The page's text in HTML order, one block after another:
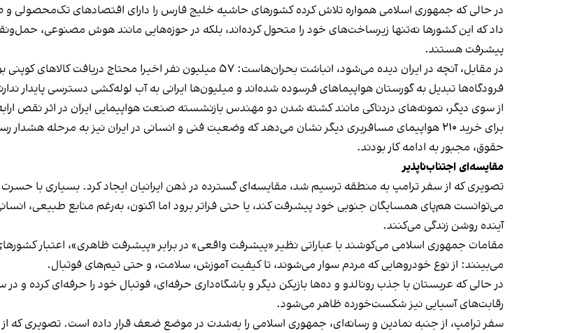
در حالی که جمهوری اسلامی همواره تلاش کرده کشورهای حاشیه خلیج فارس را دارای اقتصادهای تک‌محصولی
داد که این کشورها نه‌تنها زیرساخت‌های خود را متحول کرده‌اند، بلکه در حوزه‌هایی مانند هوش مصنوعی،
پیشرفت هستند.
در مقابل، آنچه در ایران دیده می‌شود، انباشت بحران‌هاست: ۵۷ میلیون نفر
فرودگاه‌ها تبدیل به گورستان هواپیماهای فرسوده شده‌اند و میلیون‌ها ایرانی به آب لوله‌کشی دسترسی پایدار
از سوی دیگر، نمونه‌های دردناکی مانند کشته شدن دو مهندس بازنشسته صنعت هواپیمایی ایران در اثر نقص
برای خرید ۲۱۰ هواپیمای مسافربری دیگر نشان می‌دهد که وضعیت فنی و انسانی در ایران نیز به مرحله
حقوق، مجبور به ادامه کار بودند.
مقایسه‌ای اجتناب‌ناپذیر
تصویری که از سفر ترامپ به منطقه ترسیم شد، مقایسه‌ای گسترده در ذهن ایرانیان ایجاد کرد. بسیاری با حسرت
می‌توانست هم‌پای همسایگان جنوبی خود پیشرفت کند، یا حتی فراتر برود اما اکنون، به‌رغم منابع طبیعی،
آینده روشن زندگی می‌کنند.
مقامات جمهوری اسلامی می‌کوشند با عباراتی نظیر «پیشرفت واقعی» در برابر «پیشرفت ظاهری»، اعتبار
می‌بینند: از نوع خودروهایی که مردم سوار می‌شوند، تا کیفیت آموزش، سلامت، و حتی تیم‌های فوتبال.
در حالی که عربستان با جذب رونالدو و ده‌ها بازیکن دیگر و باشگاه‌داری حرفه‌ای، فوتبال خود را حرفه‌ای کرده و در
رقابت‌های آسیایی نیز شکست‌خورده ظاهر می‌شود.
سفر ترامپ، از جنبه نمادین و رسانه‌ای، جمهوری اسلامی را به‌شدت در موضع ضعف قرار داده است. تصویری که